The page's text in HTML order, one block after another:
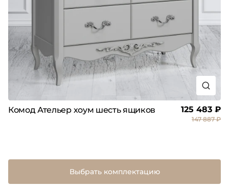
Комод Ательер хоум шесть ящиков 125 483 ₽
147 887 ₽
Выбрать комплектацию